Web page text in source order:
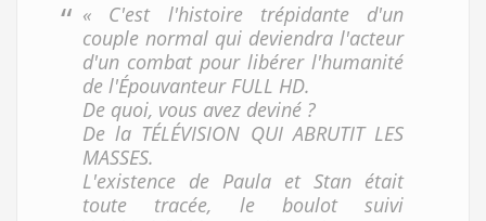
« C'est l'histoire trépidante d'un
couple normal qui deviendra l'acteur
d'un combat pour libérer l'humanité
de l'Épouvanteur FULL HD.
De quoi, vous avez deviné ?
De la TÉLÉVISION QUI ABRUTIT LES
MASSES.
L'existence de Paula et Stan était
toute tracée, le boulot suivi